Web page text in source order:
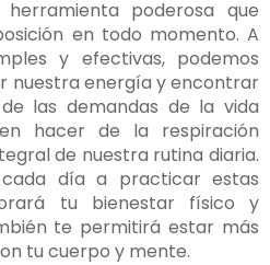
poderosa que
en todo momento. A
y efectivas, podemos
nuestra energía y encontrar
las demandas de la vida
hacer de la respiración
de nuestra rutina diaria.
cada día a practicar estas
tu bienestar físico y
te permitirá estar más
tu cuerpo y mente.